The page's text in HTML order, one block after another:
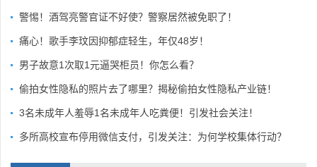
警惕！酒驾亮警官证不好使？警察居然被免职了！
痛心！歌手李玟因抑郁症轻生，年仅48岁！
男子故意1次取1元逼哭柜员！你怎么看？
偷拍女性隐私的照片去了哪里？揭秘偷拍女性隐私产业链！
3名未成年人羞辱1名未成年人吃粪便！引发社会关注！
多所高校宣布停用微信支付，引发关注：为何学校集体行动？